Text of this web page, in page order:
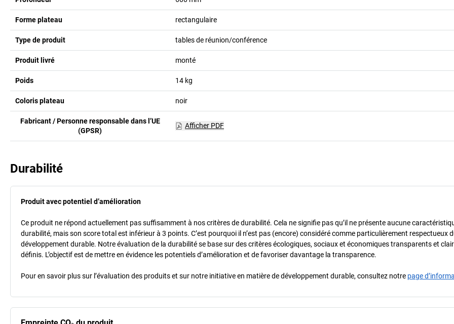
Forme plateau rectangulaire
Type de produit tables de réunion/conférence
Produit livré monté
Poids 14 kg
Coloris plateau noir
Fabricant / Personne responsable dans l’UE
(GPSR)
Afficher PDF
Durabilité
Produit avec potentiel d’amélioration
Ce produit ne répond actuellement pas suffisamment à nos critères de durabilité. Cela ne signifie pas qu’il ne présente aucune
durabilité, mais son score total est inférieur à 3 points. C’est pourquoi il n’est pas (encore) considéré comme particulièrement respectueux
développement durable. Notre évaluation de la durabilité se base sur des critères écologiques, sociaux et économiques transparents et
définis. L’objectif est de mettre en évidence les potentiels d’amélioration et de favoriser davantage la transparence.
Pour en savoir plus sur l’évaluation des produits et sur notre initiative en matière de développement durable, consultez notre page